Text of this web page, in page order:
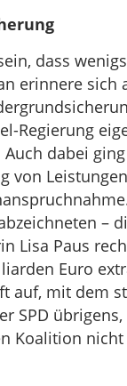
dass
erinnere sich
Regierung
dabei
von
–
Lisa Paus
Euro
auf, mit dem
SPD
Koalition